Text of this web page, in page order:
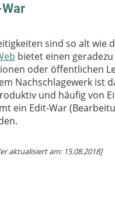
sind so alt wie
bietet einen
oder öffentlichen
Nachschlagewerk ist
und häufig von
ein Edit-War
aktualisiert am: 15.08.2018]